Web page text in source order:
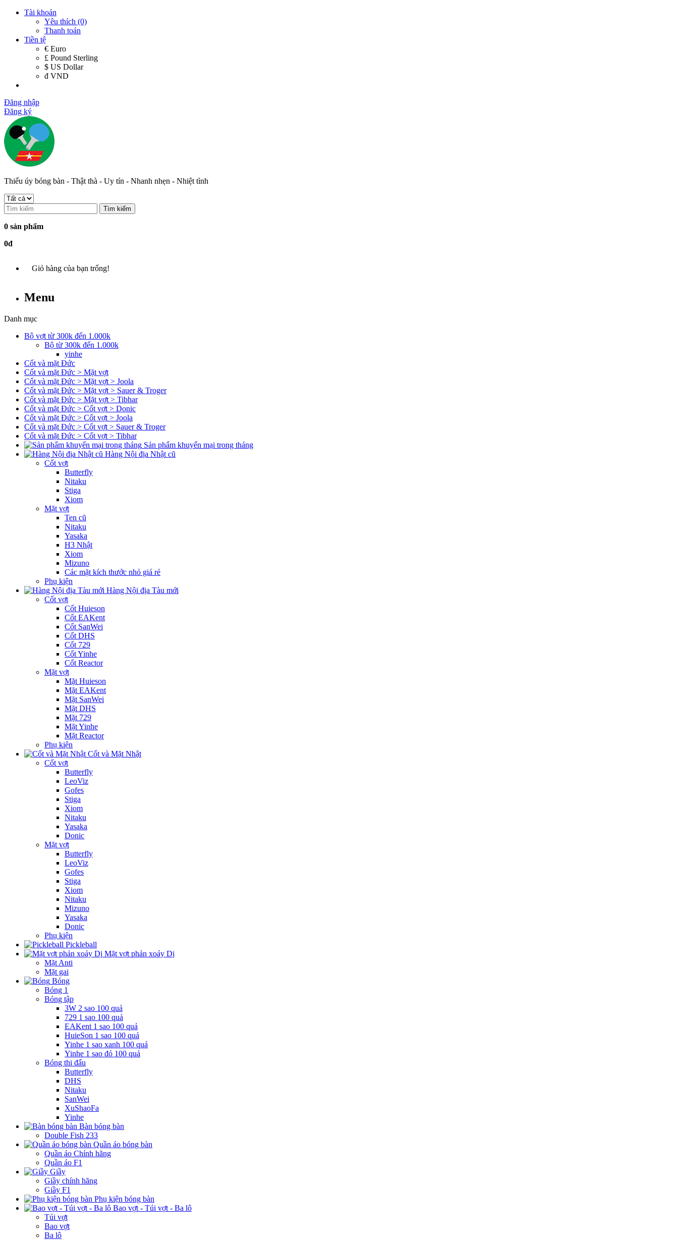
Tài khoản
Yêu thích (0)
Thanh toán
Tiền tệ
€ Euro
£ Pound Sterling
$ US Dollar
đ VND
Đăng nhập
Đăng ký
Thiếu úy bóng bàn - Thật thà - Uy tín - Nhanh nhẹn - Nhiệt tình
Tìm kiếm
0 sản phẩm
0đ
Giỏ hàng của bạn trống!
Menu
Danh mục
Bộ vợt từ 300k đến 1.000k
Bộ từ 300k đến 1.000k
yinhe
Cốt và mặt Đức
Cốt và mặt Đức > Mặt vợt
Cốt và mặt Đức > Mặt vợt > Joola
Cốt và mặt Đức > Mặt vợt > Sauer & Troger
Cốt và mặt Đức > Mặt vợt > Tibhar
Cốt và mặt Đức > Cốt vợt > Donic
Cốt và mặt Đức > Cốt vợt > Joola
Cốt và mặt Đức > Cốt vợt > Sauer & Troger
Cốt và mặt Đức > Cốt vợt > Tibhar
Sản phẩm khuyến mại trong tháng
Hàng Nội địa Nhật cũ
Cốt vợt
Butterfly
Nitaku
Stiga
Xiom
Mặt vợt
Ten cũ
Nitaku
Yasaka
H3 Nhật
Xiom
Mizuno
Các mặt kích thước nhỏ giá rẻ
Phụ kiện
Hàng Nội địa Tàu mới
Cốt vợt
Cốt Huieson
Cốt EAKent
Cốt SanWei
Cốt DHS
Cốt 729
Cốt Yinhe
Cốt Reactor
Mặt vợt
Mặt Huieson
Mặt EAKent
Mặt SanWei
Mặt DHS
Mặt 729
Mặt Yinhe
Mặt Reactor
Phụ kiện
Cốt và Mặt Nhật
Cốt vợt
Butterfly
LeoViz
Gofes
Stiga
Xiom
Nitaku
Yasaka
Donic
Mặt vợt
Butterfly
LeoViz
Gofes
Stiga
Xiom
Nitaku
Mizuno
Yasaka
Donic
Phụ kiện
Pickleball
Mặt vợt phản xoáy Dị
Mặt Anti
Mặt gai
Bóng
Bóng 1
Bóng tập
3W 2 sao 100 quả
729 1 sao 100 quả
EAKent 1 sao 100 quả
HuieSon 1 sao 100 quả
Yinhe 1 sao xanh 100 quả
Yinhe 1 sao đỏ 100 quả
Bóng thi đấu
Butterfly
DHS
Nitaku
SanWei
XuShaoFa
Yinhe
Bàn bóng bàn
Double Fish 233
Quần áo bóng bàn
Quần áo Chính hãng
Quần áo F1
Giầy
Giầy chính hãng
Giầy F1
Phụ kiện bóng bàn
Bao vợt - Túi vợt - Ba lô
Túi vợt
Bao vợt
Ba lô